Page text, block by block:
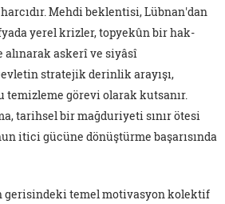
Mehdi beklentisi, Lübnan'dan
yerel krizler, topyekûn bir hak-
alınarak askerî ve siyâsî
stratejik derinlik arayışı,
temizleme görevi olarak kutsanır.
tarihsel bir mağduriyeti sınır ötesi
itici gücüne dönüştürme başarısında
gerisindeki temel motivasyon kolektif